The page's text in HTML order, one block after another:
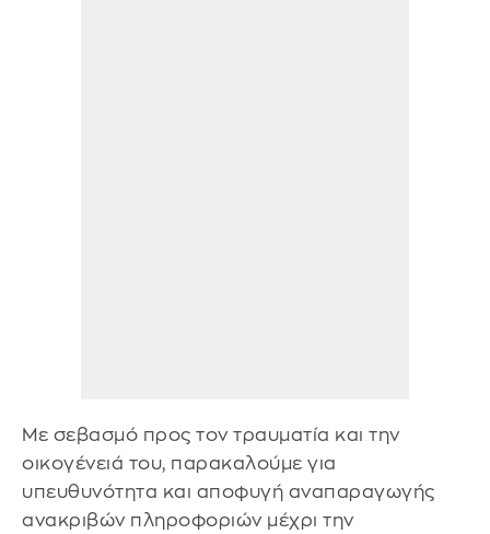
Με σεβασμό προς τον τραυματία και την
οικογένειά του, παρακαλούμε για
υπευθυνότητα και αποφυγή αναπαραγωγής
ανακριβών πληροφοριών μέχρι την